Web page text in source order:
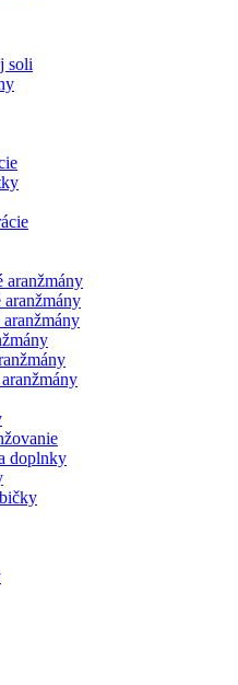
soli
aranžmány
aranžmány
aranžmány
doplnky